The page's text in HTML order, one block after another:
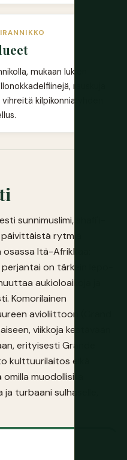
mukaan lukien
rauskuja
kilpikonnia yhden
sunnimuslimi, shafi'i-
rytmiä
Itä-Afrikkaa:
on tärkein lepo-
aukioloaikoja ja
Komorilainen
avioliittoon (Grand
viikkoja kestävään
erityisesti Grande
kulttuurilaitos eikä
muodollisilla
turbaani sulhaselle,